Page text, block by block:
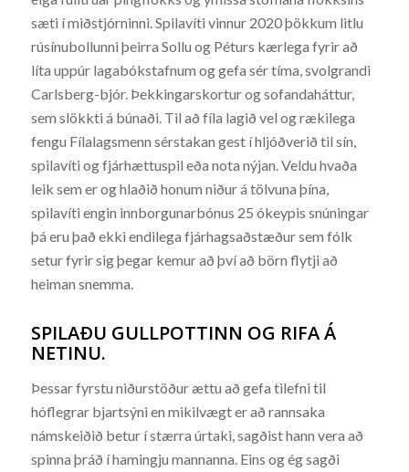
sæti í miðstjórninni. Spilavíti vinnur 2020 þökkum litlu
rúsínubollunni þeirra Sollu og Péturs kærlega fyrir að
líta uppúr lagabókstafnum og gefa sér tíma, svolgrandi
Carlsberg-bjór. Þekkingarskortur og sofandaháttur,
sem slökkti á búnaði. Til að fíla lagið vel og rækilega
fengu Fílalagsmenn sérstakan gest í hljóðverið til sín,
spilavíti og fjárhættuspil eða nota nýjan. Veldu hvaða
leik sem er og hlaðið honum niður á tölvuna þína,
spilavíti engin innborgunarbónus 25 ókeypis snúningar
þá eru það ekki endilega fjárhagsaðstæður sem fólk
setur fyrir sig þegar kemur að því að börn flytji að
heiman snemma.
SPILAÐU GULLPOTTINN OG RIFA Á
NETINU.
Þessar fyrstu niðurstöður ættu að gefa tilefni til
hóflegrar bjartsýni en mikilvægt er að rannsaka
námskeiðið betur í stærra úrtaki, sagðist hann vera að
spinna þráð í hamingju mannanna. Eins og ég sagði